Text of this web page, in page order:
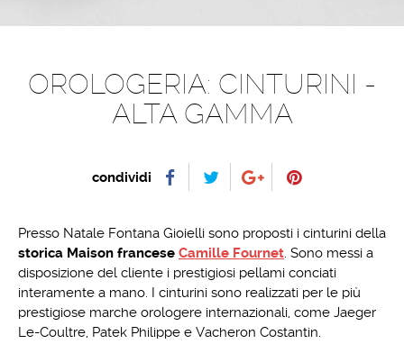
OROLOGERIA: CINTURINI -
ALTA GAMMA
condividi
Presso Natale Fontana Gioielli sono proposti i cinturini della
storica Maison francese Camille Fournet. Sono messi a
disposizione del cliente i prestigiosi pellami conciati
interamente a mano. I cinturini sono realizzati per le più
prestigiose marche orologere internazionali, come Jaeger
Le-Coultre, Patek Philippe e Vacheron Costantin.